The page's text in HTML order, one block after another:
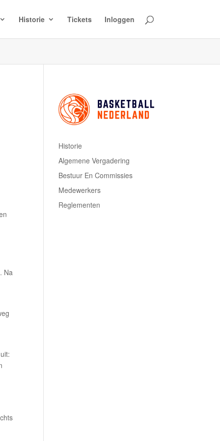
Historie Tickets Inloggen
Na
Historie
Algemene Vergadering
Bestuur En Commissies
Medewerkers
Reglementen